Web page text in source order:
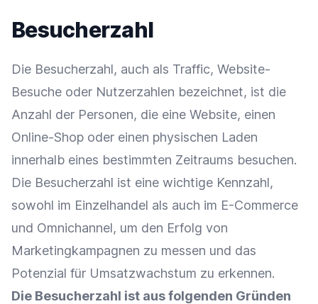
Besucherzahl
Die Besucherzahl, auch als Traffic, Website-
Besuche oder Nutzerzahlen bezeichnet, ist die
Anzahl der Personen, die eine Website, einen
Online-Shop oder einen physischen Laden
innerhalb eines bestimmten Zeitraums besuchen.
Die Besucherzahl ist eine wichtige Kennzahl,
sowohl im Einzelhandel als auch im E-Commerce
und Omnichannel, um den Erfolg von
Marketingkampagnen zu messen und das
Potenzial für Umsatzwachstum zu erkennen.
Die Besucherzahl ist aus folgenden Gründen